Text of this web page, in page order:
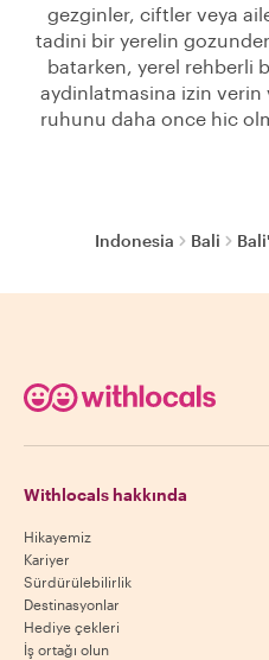
gezginler, ciftler veya
tadini bir yerelin
batarken, yerel rehberli
aydinlatmasina izin verin
ruhunu daha once hic
Indonesia Bali
Withlocals hakkında
Hikayemiz
Kariyer
Sürdürülebilirlik
Destinasyonlar
Hediye çekleri
İş ortağı olun